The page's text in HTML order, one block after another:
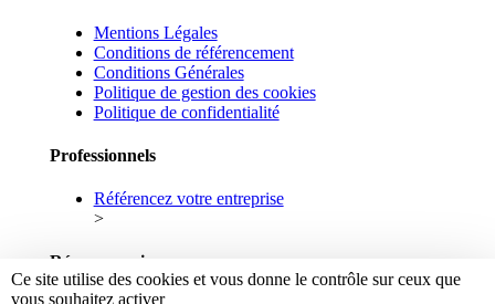
Mentions Légales
Conditions de référencement
Conditions Générales
Politique de gestion des cookies
Politique de confidentialité
Professionnels
Référencez votre entreprise
>
Réseaux sociaux
Ce site utilise des cookies et vous donne le contrôle sur ceux que
vous souhaitez activer